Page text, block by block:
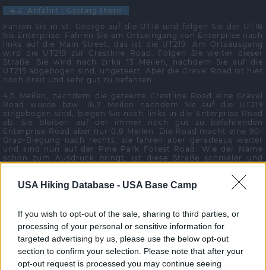
USA Hiking Database - USA Base Camp
If you wish to opt-out of the sale, sharing to third parties, or
processing of your personal or sensitive information for
targeted advertising by us, please use the below opt-out
section to confirm your selection. Please note that after your
opt-out request is processed you may continue seeing
4.2 Anfahrt | Getting there
Fahren Sie in St. George auf die UT18 und folgen Sie der UT18
bis Enterprise. Fahren Sie am Ortseingang von Enterprise nach
links auf die Main Street, das ist die UT219. Am Ortsausgang
wird die UT219 zur Crestline Road. Folgen Sie weiter dieser
Straße. Sie wird nach zirka 13 Meilen, nachdem Sie auf die
UT219 abgebogen sind, ungeteert. Aber die Gravel Road ist hier
noch breit und sehr gut zu befahren.
4,5 Meilen, nachdem die geteerte Crestline Road eine Gravel
Road wurde bzw. 16,7 Meilen nachdem Sie auf die UT219
eingebogen sind, biegen Sie nach links in die Enterprise Road
ab. Sie bleiben auf der immer noch gut zu befahrenden
Enterprise Road aber nur 0,8 Meilen. Die Road macht eine 90-
Grad-Biegung nach rechts, sie fahren aber geradeaus weiter
und sind nun auf der Pine Park Forest Road. Wie der Name
schon zum Ausdruck bringt, ist diese Straße schmäler und
wird zunehmend schlechter, steiniger; insbesondere, wenn Sie
am Ende in den Pine Park Canyon fahren. Das Tempo muss
gedrosselt werden. Fahren Sie 8,8 Meilen bis zum Ziel (GPS-
Daten für 4 Trailheads siehe oben). Parken Sie für die Sections
Section 4 am Campground.
Von St. George waren es rund 75 Meilen, davon 12,66 Meilen
ungeteert.
4.3 Wanderung | Hike